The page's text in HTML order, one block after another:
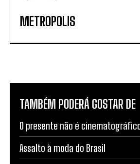
METROPOLIS
TAMBÉM PODERÁ GOSTAR DE
O presente não é
Assalto à moda do Brasil